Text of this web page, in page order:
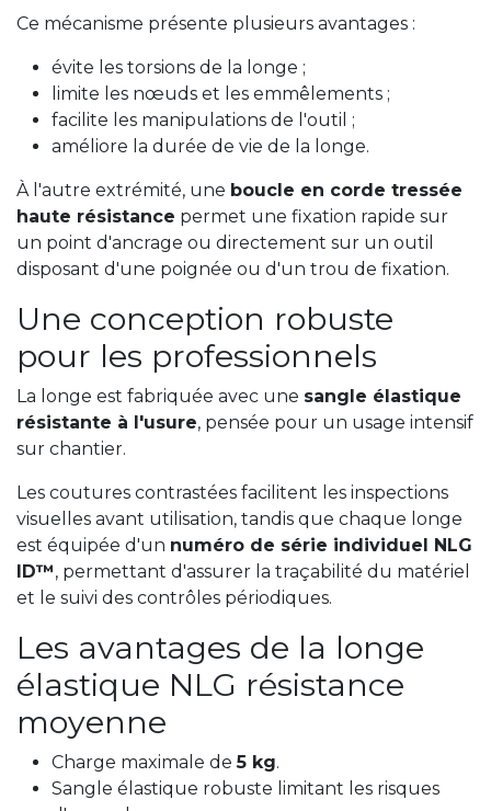
Ce mécanisme présente plusieurs avantages :
évite les torsions de la longe ;
limite les nœuds et les emmêlements ;
facilite les manipulations de l'outil ;
améliore la durée de vie de la longe.
À l'autre extrémité, une boucle en corde tressée
haute résistance permet une fixation rapide sur
un point d'ancrage ou directement sur un outil
disposant d'une poignée ou d'un trou de fixation.
Une conception robuste
pour les professionnels
La longe est fabriquée avec une sangle élastique
résistante à l'usure, pensée pour un usage intensif
sur chantier.
Les coutures contrastées facilitent les inspections
visuelles avant utilisation, tandis que chaque longe
est équipée d'un numéro de série individuel NLG
ID™, permettant d'assurer la traçabilité du matériel
et le suivi des contrôles périodiques.
Les avantages de la longe
élastique NLG résistance
moyenne
Charge maximale de5 kg.
Sangle élastique robuste limitant les risques